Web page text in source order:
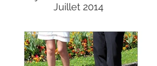
Juillet 2014